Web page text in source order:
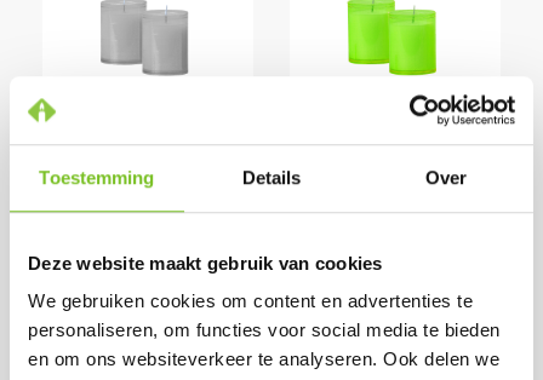
Toestemming Details Over
Deze website maakt gebruik van cookies
We gebruiken cookies om content en advertenties te
personaliseren, om functies voor social media te bieden
en om ons websiteverkeer te analyseren. Ook delen we
Q-LIGHTS
REFILLS ( 60
STUKS ) (GRIJS)
€ 33,81
excl. BTW
(bij afname van 1
doos)
Q-LIGHTS
REFILLS ( 60
STUKS ) (LIME
GROEN)
€ 33,81
€ 40,91incl. BTW
(bij afname van 1
doos)